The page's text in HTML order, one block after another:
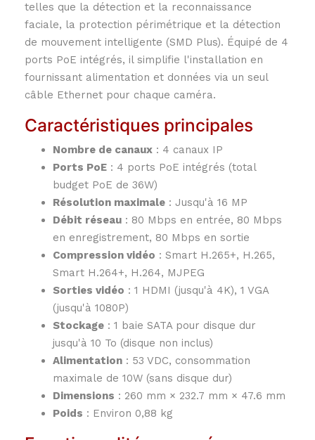
telles que la détection et la reconnaissance
faciale, la protection périmétrique et la détection
de mouvement intelligente (SMD Plus). Équipé de 4
ports PoE intégrés, il simplifie l'installation en
fournissant alimentation et données via un seul
câble Ethernet pour chaque caméra.
Caractéristiques principales
Nombre de canaux : 4 canaux IP
Ports PoE : 4 ports PoE intégrés (total
budget PoE de 36W)
Résolution maximale : Jusqu'à 16 MP
Débit réseau : 80 Mbps en entrée, 80 Mbps
en enregistrement, 80 Mbps en sortie
Compression vidéo : Smart H.265+, H.265,
Smart H.264+, H.264, MJPEG
Sorties vidéo : 1 HDMI (jusqu'à 4K), 1 VGA
(jusqu'à 1080P)
Stockage : 1 baie SATA pour disque dur
jusqu'à 10 To (disque non inclus)
Alimentation : 53 VDC, consommation
maximale de 10W (sans disque dur)
Dimensions : 260 mm × 232.7 mm × 47.6 mm
Poids : Environ 0,88 kg